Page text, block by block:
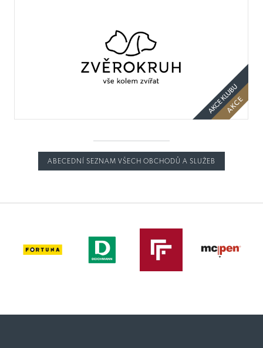
ABECEDNÍ SEZNAM VŠECH OBCHODŮ A SLUŽEB